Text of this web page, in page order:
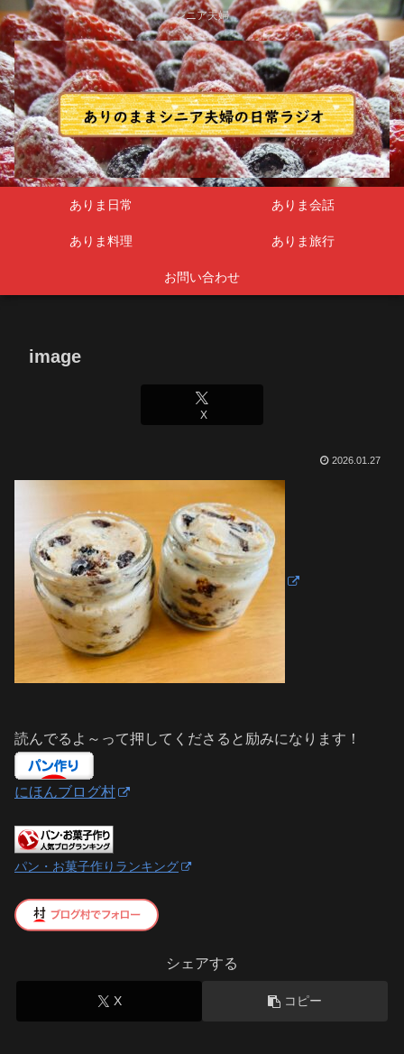
シニア夫婦
ありま日常 ありま会話
ありま料理 ありま旅行
お問い合わせ
image
X
2026.01.27
読んでるよ～って押してくださると励みになります！
にほんブログ村
パン・お菓子作りランキング
シェアする
X コピー